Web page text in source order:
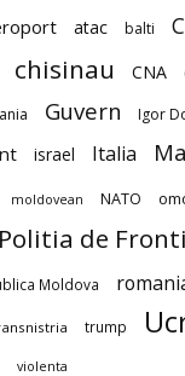
atac balti
chisinau CNA
Guvern Igor
israel Italia
moldovean NATO
Politia de
Moldova
trump
violenta